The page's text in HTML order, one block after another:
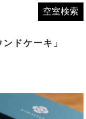
空室検索
ドケーキ」